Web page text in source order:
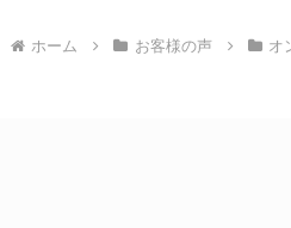
ホーム お客様の声 オ